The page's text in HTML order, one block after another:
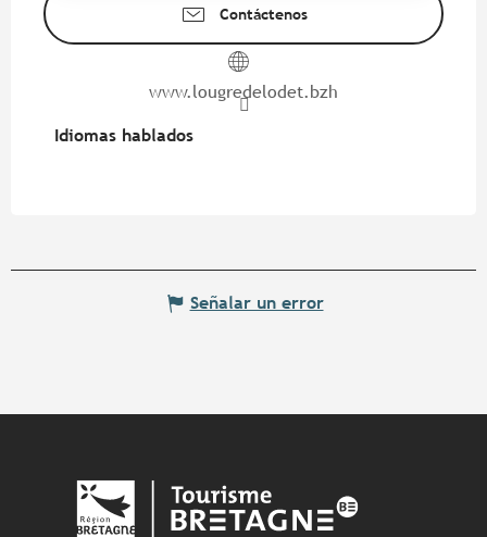
Contáctenos
www.lougredelodet.bzh
Idiomas hablados
Idiomas hablados
Señalar un error